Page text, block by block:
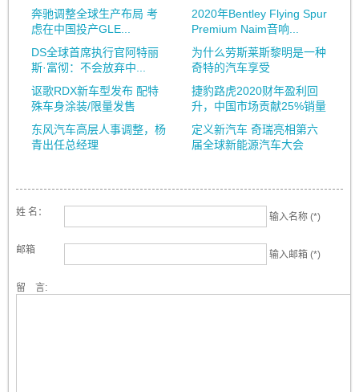
奔驰调整全球生产布局 考
虑在中国投产GLE...
2020年Bentley Flying Spur
Premium Naim音响...
DS全球首席执行官阿特丽
斯·富彻：不会放弃中...
为什么劳斯莱斯黎明是一种
奇特的汽车享受
讴歌RDX新车型发布 配特
殊车身涂装/限量发售
捷豹路虎2020财年盈利回
升，中国市场贡献25%销量
东风汽车高层人事调整，杨
青出任总经理
定义新汽车 奇瑞亮相第六
届全球新能源汽车大会
姓 名： 输入名称 (*)
邮箱 输入邮箱 (*)
留 言: